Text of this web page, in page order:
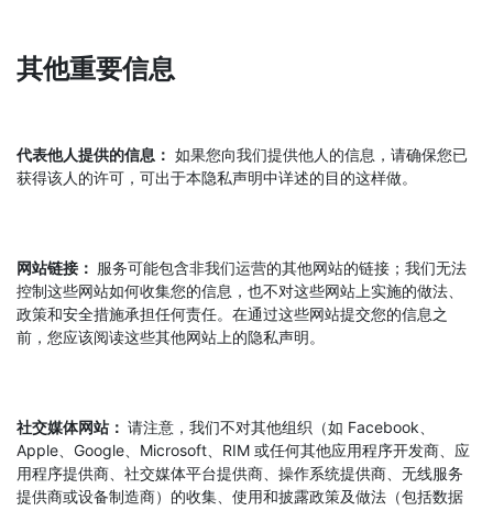
其他重要信息
代表他人提供的信息： 如果您向我们提供他人的信息，请确保您已
获得该人的许可，可出于本隐私声明中详述的目的这样做。
网站链接： 服务可能包含非我们运营的其他网站的链接；我们无法
控制这些网站如何收集您的信息，也不对这些网站上实施的做法、
政策和安全措施承担任何责任。在通过这些网站提交您的信息之
前，您应该阅读这些其他网站上的隐私声明。
社交媒体网站： 请注意，我们不对其他组织（如 Facebook、
Apple、Google、Microsoft、RIM 或任何其他应用程序开发商、应
用程序提供商、社交媒体平台提供商、操作系统提供商、无线服务
提供商或设备制造商）的收集、使用和披露政策及做法（包括数据